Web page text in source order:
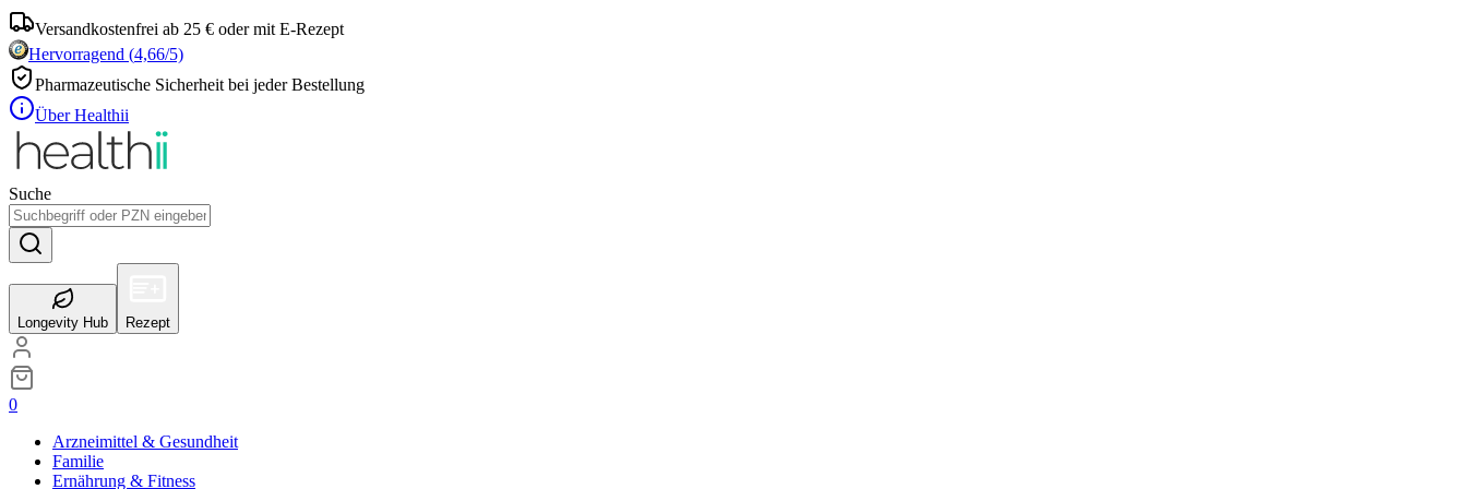
Versandkostenfrei ab 25 € oder mit E-Rezept
Hervorragend (4,66/5)
Pharmazeutische Sicherheit bei jeder Bestellung
Über Healthii
Suche
Longevity Hub Rezept
0
Arzneimittel & Gesundheit
Familie
Ernährung & Fitness